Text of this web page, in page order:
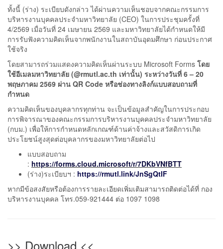
ทั้งนี้ (ร่าง) ระเบียบดังกล่าว ได้ผ่านความเห็นชอบจากคณะกรรมการ
บริหารงานบุคคลประจำมหาวิทยาลัย (CEO) ในการประชุมครั้งที่
4/2569 เมื่อวันที่ 24 เมษายน 2569 และมหาวิทยาลัยได้กำหนดให้มี
การรับฟังความคิดเห็นจากพนักงานในสถาบันอุดมศึกษา ก่อนประกาศ
ใช้จริง
โดยสามารถร่วมแสดงความคิดเห็นผ่านระบบ Microsoft Forms โดย
ใช้อีเมลมหาวิทยาลัย (@rmutl.ac.th เท่านั้น) ระหว่างวันที่ 6 – 20
พฤษภาคม 2569 ผ่าน QR Code หรือช่องทางลิงก์แบบสอบถามที่
กำหนด
ความคิดเห็นของบุคลากรทุกท่าน จะเป็นข้อมูลสำคัญในการประกอบ
การพิจารณาของคณะกรรมการบริหารงานบุคคลประจำมหาวิทยาลัย
(กบม.) เพื่อให้การกำหนดหลักเกณฑ์ด้านค่าจ้างและสวัสดิการเกิด
ประโยชน์สูงสุดต่อบุคลากรของมหาวิทยาลัยต่อไป
แบบสอบถาม
: https://forms.cloud.microsoft/r/7DKbVNfBTT
(ร่าง)ระเบียบฯ : https://rmutl.link/JnSgQtIF
หากมีข้อสงสัยหรือต้องการรายละเอียดเพิ่มเติมสามารถติดต่อได้ที่ กอง
บริหารงานบุคคล โทร.059-921444 ต่อ 1097 1098
>> Download <<